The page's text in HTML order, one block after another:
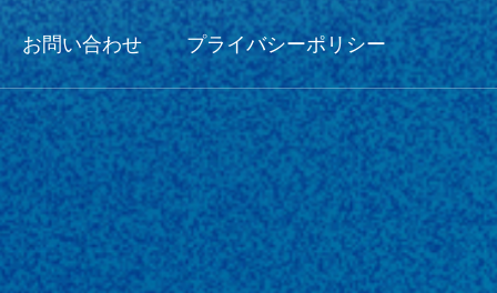
お問い合わせ プライバシーポリシー